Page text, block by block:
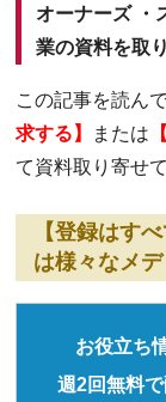
オーナーズ ・
業の資料を取
この記事を読ん
求する】
または
て資料取り寄せ
【登録はす
は様々なメ
お役立ち
週2回無料